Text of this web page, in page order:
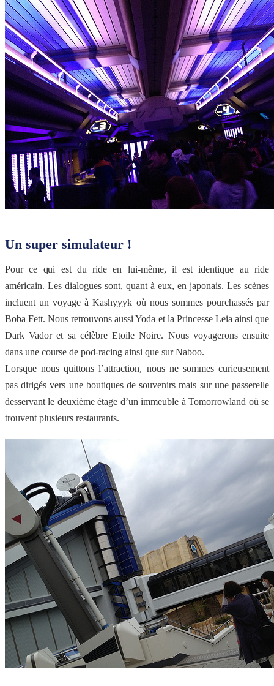
Un super simulateur !
Pour ce qui est du ride en lui-même, il est identique au ride
américain. Les dialogues sont, quant à eux, en japonais. Les scènes
incluent un voyage à Kashyyyk où nous sommes pourchassés par
Boba Fett. Nous retrouvons aussi Yoda et la Princesse Leia ainsi que
Dark Vador et sa célèbre Etoile Noire. Nous voyagerons ensuite
dans une course de pod-racing ainsi que sur Naboo.
Lorsque nous quittons l’attraction, nous ne sommes curieusement
pas dirigés vers une boutiques de souvenirs mais sur une passerelle
desservant le deuxième étage d’un immeuble à Tomorrowland où se
trouvent plusieurs restaurants.